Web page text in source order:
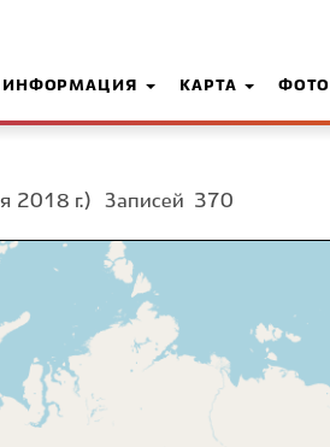
ИНФОРМАЦИЯ КАРТА ФОТО
2018 г.) Записей 370